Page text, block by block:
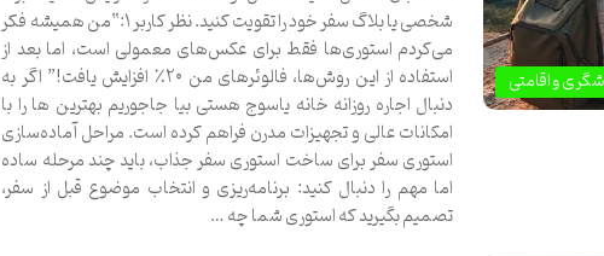
و اقامتی
شخصی یا بلاگ سفر خود را تقویت کنید. نظر کاربر ۱:“من همیشه فکر
می‌کردم استوری‌ها فقط برای عکس‌های معمولی است، اما بعد از
استفاده از این روش‌ها، فالوئرهای من ۲۰٪ افزایش یافت!” اگر به
دنبال اجاره روزانه خانه یاسوج هستی بیا جاجوریم بهترین ها را با
امکانات عالی و تجهیزات مدرن فراهم کرده است. مراحل آماده‌سازی
استوری سفر برای ساخت استوری سفر جذاب، باید چند مرحله ساده
اما مهم را دنبال کنید: برنامه‌ریزی و انتخاب موضوع قبل از سفر،
تصمیم بگیرید که استوری شما چه …